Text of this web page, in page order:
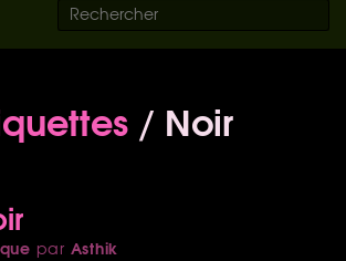
/ Noir
par Asthik